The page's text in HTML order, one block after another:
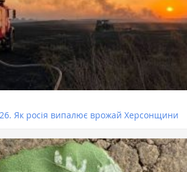
Як росія випалює врожай Херсонщини